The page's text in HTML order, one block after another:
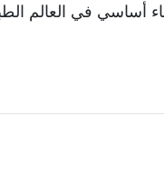
في العالم